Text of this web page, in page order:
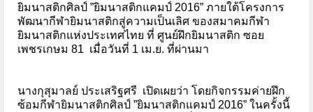
ยิมนาสติกศิลป์ ”ยิมนาสติกแคมป์ 2016” ภายใต้โครงการ
พัฒนากีฬายิมนาสติกสู่ความเป็นเลิศ ของสมาคมกีฬา
ยิมนาสติกแห่งประเทศไทย ที่ ศูนย์ฝึกยิมนาสติก ซอย
เพชรเกษม 81 เมื่อวันที่ 1 เม.ย. ที่ผ่านมา
นางกุสุมาลย์ ประเสริฐศรี เปิดเผยว่า โดยกิจกรรมค่ายฝึก
ซ้อมกีฬายิมนาสติกศิลป์ ”ยิมนาสติกแคมป์ 2016” ในครั้งนี้